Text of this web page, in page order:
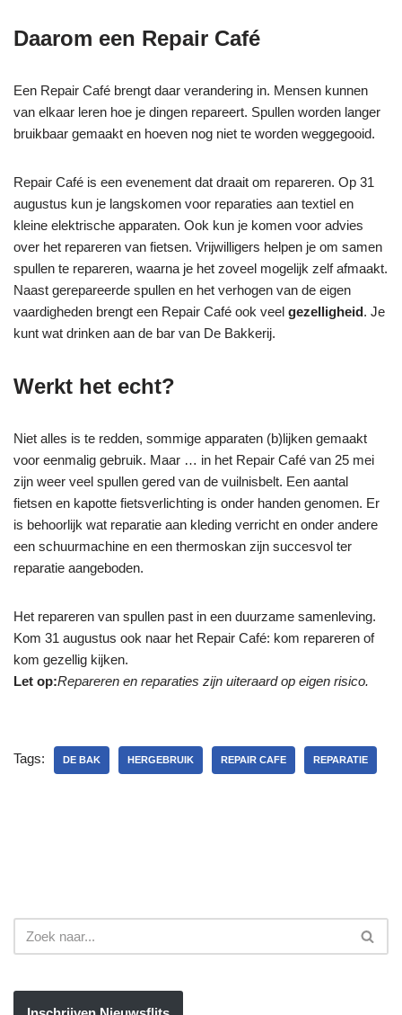
Daarom een Repair Café
Een Repair Café brengt daar verandering in. Mensen kunnen
van elkaar leren hoe je dingen repareert. Spullen worden langer
bruikbaar gemaakt en hoeven nog niet te worden weggegooid.
Repair Café is een evenement dat draait om repareren. Op 31
augustus kun je langskomen voor reparaties aan textiel en
kleine elektrische apparaten. Ook kun je komen voor advies
over het repareren van fietsen. Vrijwilligers helpen je om samen
spullen te repareren, waarna je het zoveel mogelijk zelf afmaakt.
Naast gerepareerde spullen en het verhogen van de eigen
vaardigheden brengt een Repair Café ook veel gezelligheid. Je
kunt wat drinken aan de bar van De Bakkerij.
Werkt het echt?
Niet alles is te redden, sommige apparaten (b)lijken gemaakt
voor eenmalig gebruik. Maar … in het Repair Café van 25 mei
zijn weer veel spullen gered van de vuilnisbelt. Een aantal
fietsen en kapotte fietsverlichting is onder handen genomen. Er
is behoorlijk wat reparatie aan kleding verricht en onder andere
een schuurmachine en een thermoskan zijn succesvol ter
reparatie aangeboden.
Het repareren van spullen past in een duurzame samenleving.
Kom 31 augustus ook naar het Repair Café: kom repareren of
kom gezellig kijken.
Let op:Repareren en reparaties zijn uiteraard op eigen risico.
Tags: DE BAK HERGEBRUIK REPAIR CAFE REPARATIE